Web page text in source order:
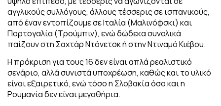
αγγλικούς συλλόγους, άλλους τέσσερις σε ισπανικούς,
από έναν εντοπίζουμε σε Ιταλία (Μαλινόφσκι) και
Πορτογαλία (Τρούμπιν), ενώ δώδεκα συνολικά
παίζουν στη Σαχτάρ Ντόνετσκ ή στην Ντιναμό Κιέβου.
Η πρόκριση για τους 16 δεν είναι απλά ρεαλιστικό
σενάριο, αλλά συνιστά υποχρέωση, καθώς και το υλικό
είναι εξαιρετικό, ενώ τόσο η Σλοβακία όσο και η
Ρουμανία δεν είναι μεγαθήρια.